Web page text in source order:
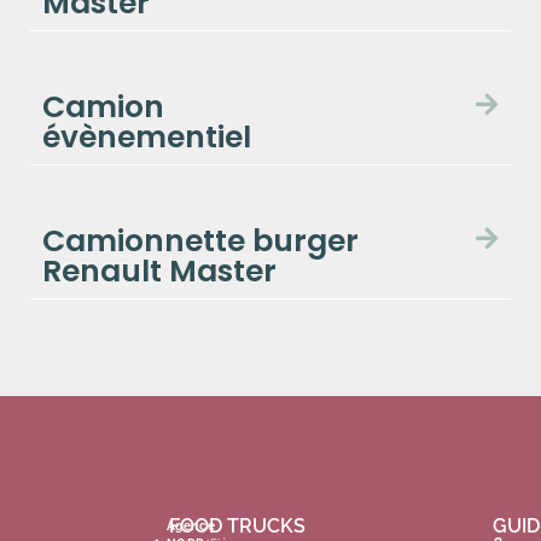
Camion
évènementiel
Camionnette burger
Renault Master
Agence
FOOD TRUCKS